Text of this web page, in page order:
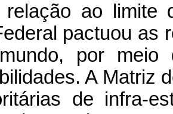
ao limite
pactuou as
por meio
A Matriz
de infra-